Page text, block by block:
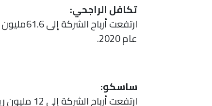
تكافل الراجحي:
عام 2020.
ساسكو: